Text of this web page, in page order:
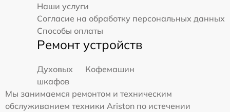
Наши услуги
Согласие на обработку персональных данных
Способы оплаты
Ремонт устройств
Духовых
шкафов
Кофемашин
Мы занимаемся ремонтом и техническим
обслуживанием техники Ariston по истечении